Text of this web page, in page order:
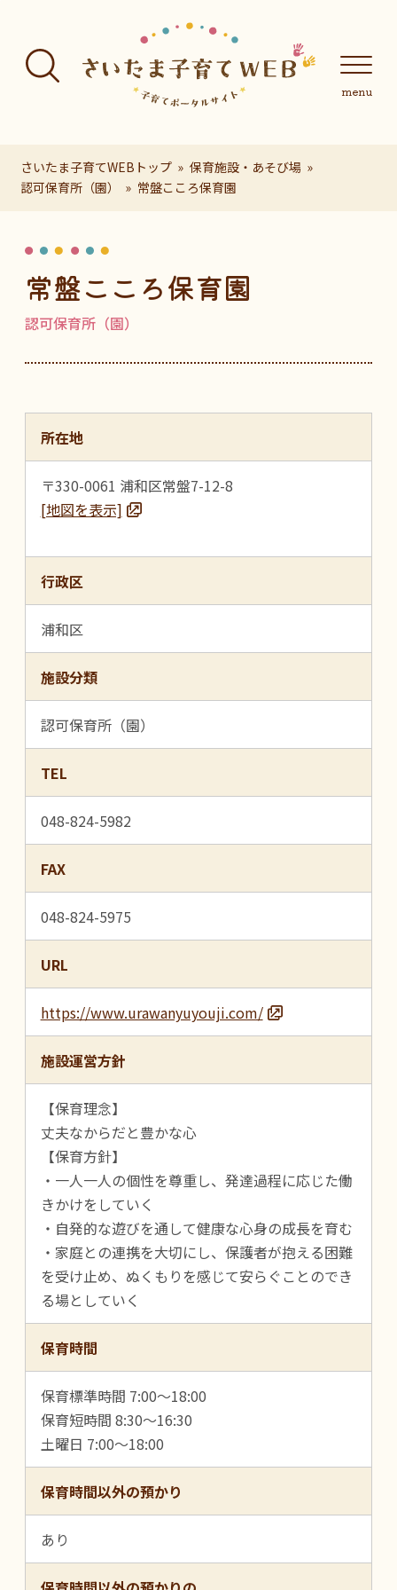
さいたま子育てWEBトップ
保育施設・あそび場
認可保育所（園）
常盤こころ保育園
常盤こころ保育園
認可保育所（園）
所在地
〒330-0061 浦和区常盤7-12-8
[地図を表示]
行政区
浦和区
施設分類
認可保育所（園）
TEL
048-824-5982
FAX
048-824-5975
URL
https://www.urawanyuyouji.com/
施設運営方針
【保育理念】
丈夫なからだと豊かな心
【保育方針】
・一人一人の個性を尊重し、発達過程に応じた働
きかけをしていく
・自発的な遊びを通して健康な心身の成長を育む
・家庭との連携を大切にし、保護者が抱える困難
を受け止め、ぬくもりを感じて安らぐことのでき
る場としていく
保育時間
保育標準時間 7:00～18:00
保育短時間 8:30～16:30
土曜日 7:00～18:00
保育時間以外の預かり
あり